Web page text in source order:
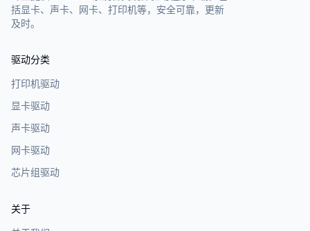
括显卡、声卡、网卡、打印机等，安全可靠，更新
及时。
驱动分类
打印机驱动
显卡驱动
声卡驱动
网卡驱动
芯片组驱动
关于